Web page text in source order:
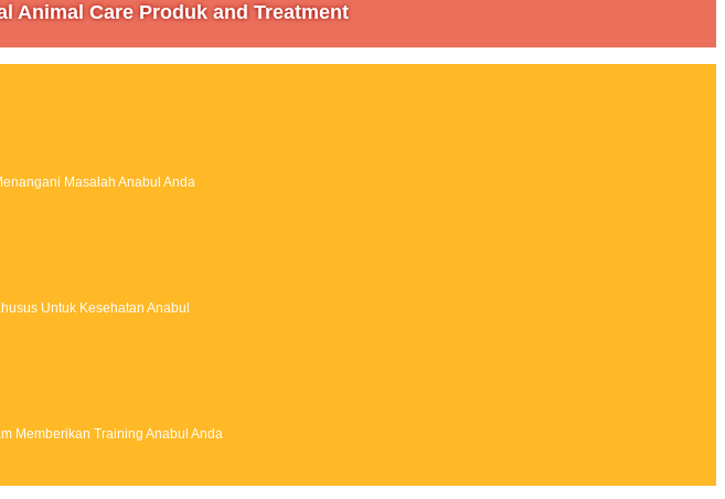
Animal Care Produk and Treatment
Masalah Anabul Anda
Untuk Kesehatan Anabul
Memberikan Training Anabul Anda